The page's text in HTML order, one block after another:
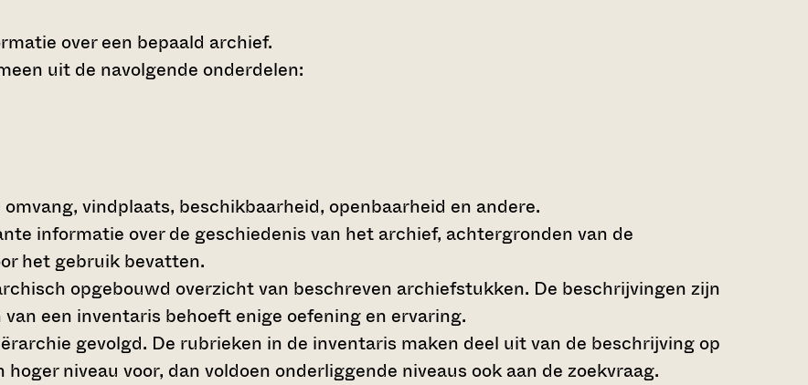
over een bepaald archief.
uit de navolgende onderdelen:
vindplaats, beschikbaarheid, openbaarheid en andere.
informatie over de geschiedenis van het archief, achtergronden van de
het gebruik bevatten.
opgebouwd overzicht van beschreven archiefstukken. De beschrijvingen zijn
een inventaris behoeft enige oefening en ervaring.
gevolgd. De rubrieken in de inventaris maken deel uit van de beschrijving op
niveau voor, dan voldoen onderliggende niveaus ook aan de zoekvraag.